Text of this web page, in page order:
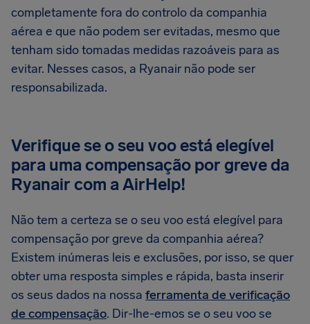
completamente fora do controlo da companhia
aérea e que não podem ser evitadas, mesmo que
tenham sido tomadas medidas razoáveis para as
evitar. Nesses casos, a Ryanair não pode ser
responsabilizada.
Verifique se o seu voo está elegível
para uma compensação por greve da
Ryanair com a AirHelp!
Não tem a certeza se o seu voo está elegível para
compensação por greve da companhia aérea?
Existem inúmeras leis e exclusões, por isso, se quer
obter uma resposta simples e rápida, basta inserir
os seus dados na nossa ferramenta de verificação
de compensação. Dir-lhe-emos se o seu voo se